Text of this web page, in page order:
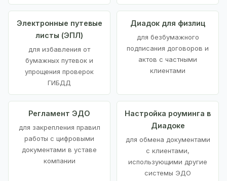
Электронные путевые
листы (ЭПЛ)
для избавления от
бумажных путевок и
упрощения проверок
ГИБДД
Диадок для физлиц
для безбумажного
подписания договоров и
актов с частными
клиентами
Регламент ЭДО
для закрепления правил
работы с цифровыми
документами в уставе
компании
Настройка роуминга в
Диадоке
для обмена документами
с клиентами,
использующими другие
системы ЭДО